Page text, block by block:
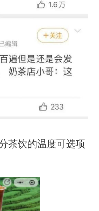
饮的温度可选项